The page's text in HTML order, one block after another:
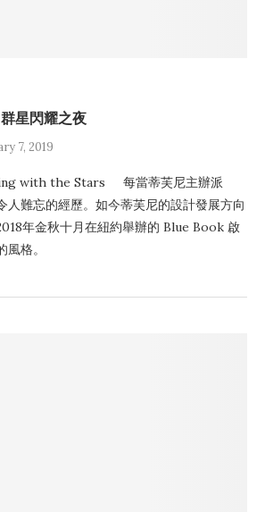
星閃耀之夜
7, 2019
with the Stars 每當蒂芙尼主辦派
人難忘的經歷。如今蒂芙尼的設計發展方向
年金秋十月在紐約舉辦的 Blue Book 啟
格。